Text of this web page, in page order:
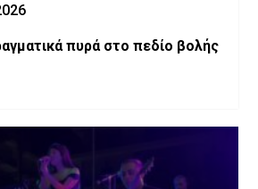
πυρά στο πεδίο βολής